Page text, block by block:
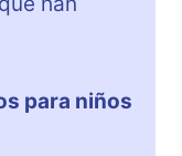
para niños